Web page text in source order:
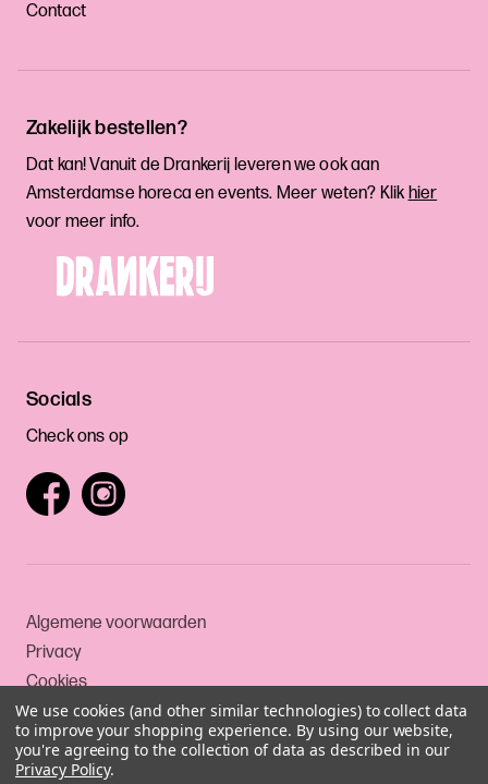
Zakelijk bestellen?
Dat kan! Vanuit de Drankerij leveren we ook aan
Amsterdamse horeca en events. Meer weten? Klikhier
voor meer info.
Socials
Check ons op
Contact
Algemene voorwaarden
Privacy
Cookies
© 1999-2026 Drankerij
We use cookies (and other similar technologies) to collect data
to improve your shopping experience. By using our website,
you're agreeing to the collection of data as described in our
Privacy Policy.